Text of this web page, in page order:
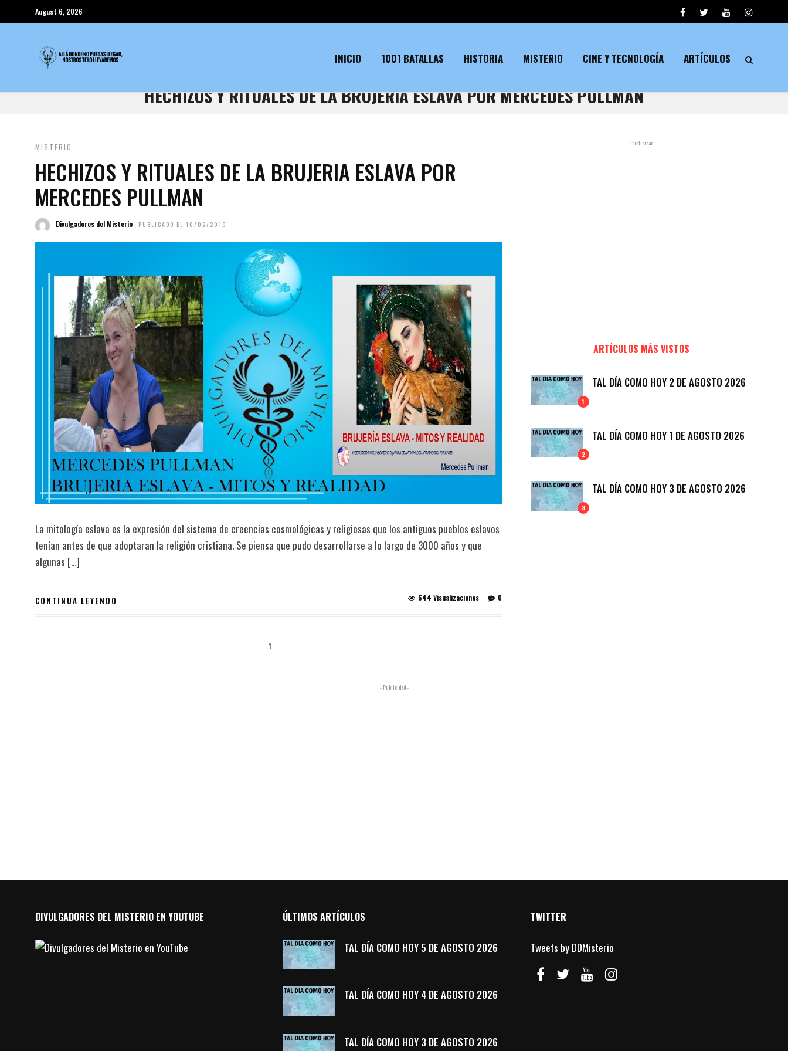
August 6, 2026
INICIO 1001 BATALLAS HISTORIA MISTERIO CINE Y TECNOLOGÍA ARTÍCULOS
HECHIZOS Y RITUALES DE LA BRUJERIA ESLAVA POR MERCEDES PULLMAN
MISTERIO
HECHIZOS Y RITUALES DE LA BRUJERIA ESLAVA POR
MERCEDES PULLMAN
Divulgadores del Misterio PUBLICADO EL 10/02/2019
La mitología eslava es la expresión del sistema de creencias cosmológicas y religiosas que los antiguos pueblos eslavos
tenían antes de que adoptaran la religión cristiana. Se piensa que pudo desarrollarse a lo largo de 3000 años y que
algunas […]
CONTINUA LEYENDO 0
644 Visualizaciones
1
- Publicidad -
ARTÍCULOS MÁS VISTOS
1
TAL DÍA COMO HOY 2 DE AGOSTO 2026
2
TAL DÍA COMO HOY 1 DE AGOSTO 2026
3
TAL DÍA COMO HOY 3 DE AGOSTO 2026
- Publicidad -
DIVULGADORES DEL MISTERIO EN YOUTUBE ÚLTIMOS ARTÍCULOS
TAL DÍA COMO HOY 5 DE AGOSTO 2026
TAL DÍA COMO HOY 4 DE AGOSTO 2026
TAL DÍA COMO HOY 3 DE AGOSTO 2026
TWITTER
Tweets by DDMisterio